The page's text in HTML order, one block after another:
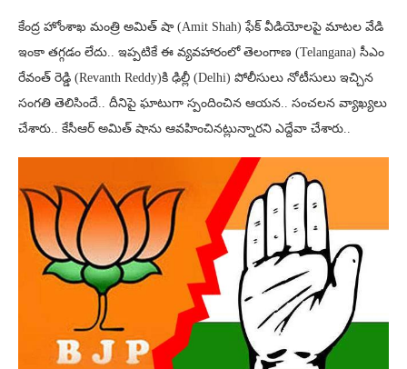
కేంద్ర హోంశాఖ మంత్రి అమిత్ షా (Amit Shah) ఫేక్ వీడియోలపై మాటల వేడి
ఇంకా తగ్గడం లేదు.. ఇప్పటికే ఈ వ్యవహారంలో తెలంగాణ (Telangana) సీఎం
రేవంత్ రెడ్డి (Revanth Reddy)కి ఢిల్లీ (Delhi) పోలీసులు నోటీసులు ఇచ్చిన
సంగతి తెలిసిందే.. దీనిపై ఘాటుగా స్పందించిన ఆయన.. సంచలన వ్యాఖ్యలు
చేశారు.. కేసీఆర్‌ అమిత్‌ షాను ఆవహించినట్లున్నారని ఎద్దేవా చేశారు..